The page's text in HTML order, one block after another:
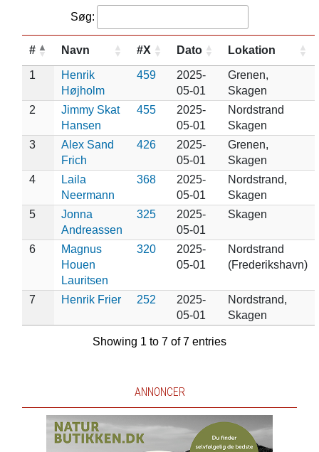
Søg:
# Navn #X Dato Lokation
1
Henrik
Højholm
459
2025-
05-01
Grenen,
Skagen
2
Jimmy Skat
Hansen
455
2025-
05-01
Nordstrand
Skagen
3
Alex Sand
Frich
426
2025-
05-01
Grenen,
Skagen
4
Laila
Neermann
368
2025-
05-01
Nordstrand,
Skagen
5
Jonna
Andreassen
325
2025-
05-01
Skagen
6
Magnus
Houen
Lauritsen
320
2025-
05-01
Nordstrand
(Frederikshavn)
7 Henrik Frier 252
2025-
05-01
Nordstrand,
Skagen
Showing 1 to 7 of 7 entries
ANNONCER